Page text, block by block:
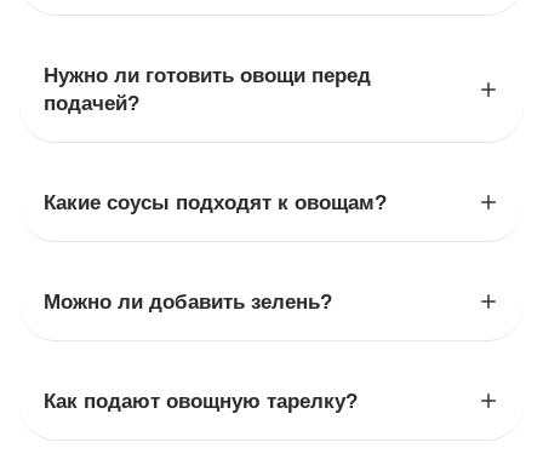
Нужно ли готовить овощи перед
подачей?
Какие соусы подходят к овощам?
Можно ли добавить зелень?
Как подают овощную тарелку?